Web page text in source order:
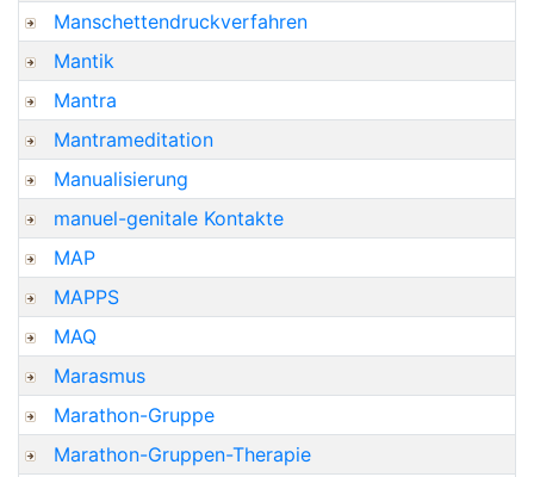
Manschettendruckverfahren
Mantik
Mantra
Mantrameditation
Manualisierung
manuel-genitale Kontakte
MAP
MAPPS
MAQ
Marasmus
Marathon-Gruppe
Marathon-Gruppen-Therapie